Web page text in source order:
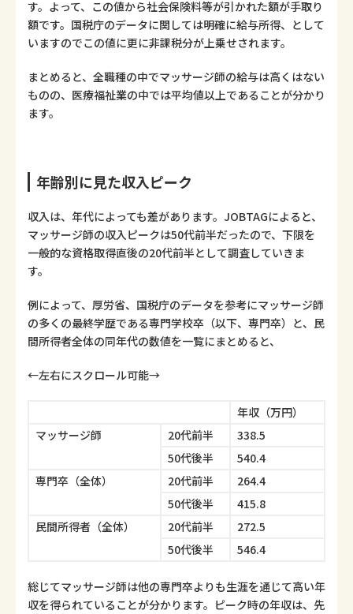
す。よって、この値から社会保険料等が引かれた額が手取り
額です。国税庁のデータに関しては明確に給与所得、として
いますのでこの値に更に非課税分が上乗せされます。
まとめると、全職種の中でマッサージ師の給与は高くはない
ものの、医療福祉業の中では平均値以上であることが分かり
ます。
年齢別に見た収入ピーク
収入は、年代によっても差があります。JOBTAGによると、
マッサージ師の収入ピークは50代前半だったので、下限を
一般的な資格取得直後の20代前半として調査していきま
す。
例によって、厚労省、国税庁のデータを参考にマッサージ師
の多くの最終学歴である専門学校卒（以下、専門卒）と、民
間所得者全体の同年代の数値を一覧にまとめると、
←左右にスクロール可能→
年収（万円）
マッサージ師
20代前半
338.5
50代後半
540.4
専門卒（全体）
20代前半
264.4
50代後半
415.8
民間所得者（全体）
20代前半
272.5
50代後半
546.4
総じてマッサージ師は他の専門卒よりも生涯を通じて高い年
収を得られていることが分かります。ピーク時の年収は、先